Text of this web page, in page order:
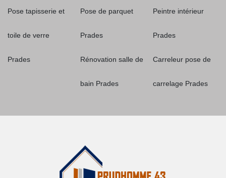
Pose tapisserie et
toile de verre
Prades
Pose de parquet
Prades
Rénovation salle de
bain Prades
Peintre intérieur
Prades
Carreleur pose de
carrelage Prades